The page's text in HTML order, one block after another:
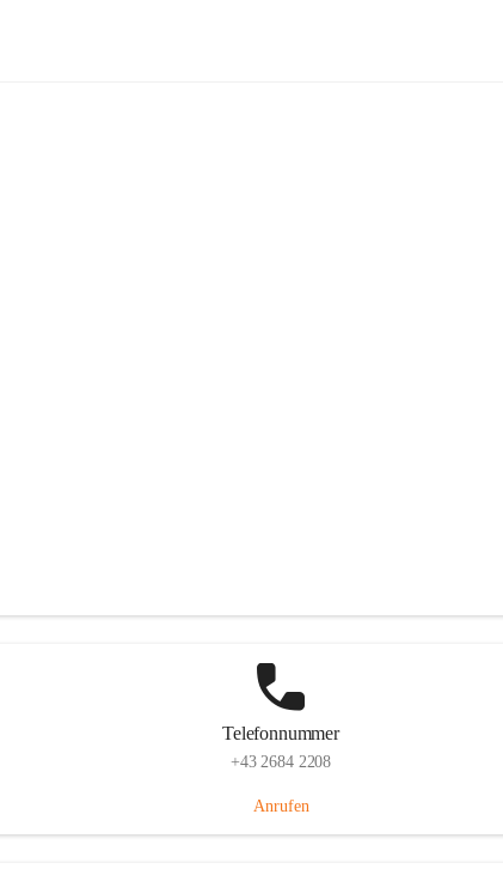
Telefonnummer
+43 2684 2208
Anrufen